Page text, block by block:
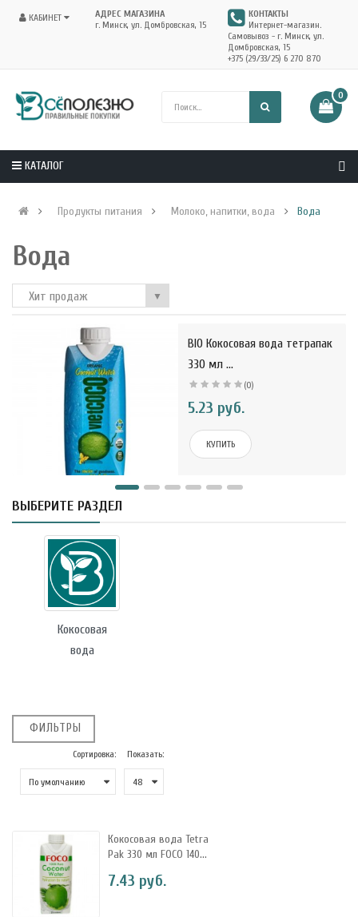
КАБИНЕТ
АДРЕС МАГАЗИНА
г. Минск, ул. Домбровская, 15
КОНТАКТЫ
Интернет-магазин.
Самовывоз - г. Минск, ул.
Домбровская, 15
+375 (29/33/25) 6 270 870
0
КАТАЛОГ
Продукты питания Молоко, напитки, вода Вода
Вода
Хит продаж ▼
BIO Кокосовая вода тетрапак
330 мл ...
(0)
5.23 руб.
КУПИТЬ
ВЫБЕРИТЕ РАЗДЕЛ
Кокосовая
вода
ФИЛЬТРЫ
Сортировка: Показать:
Кокосовая вода Tetra
Pak 330 мл FOCO 140...
7.43 руб.